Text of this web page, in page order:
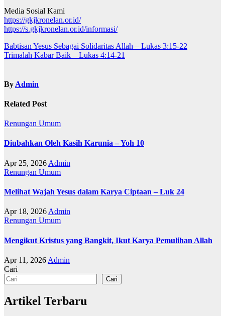
Media Sosial Kami
https://gkjkronelan.or.id/
https://s.gkjkronelan.or.id/informasi/
Navigasi
pos
Babtisan Yesus Sebagai Solidaritas Allah – Lukas 3:15-22
Trimalah Kabar Baik – Lukas 4:14-21
By Admin
Related Post
Renungan Umum
Diubahkan Oleh Kasih Karunia – Yoh 10
Apr 25, 2026 Admin
Renungan Umum
Melihat Wajah Yesus dalam Karya Ciptaan – Luk 24
Apr 18, 2026 Admin
Renungan Umum
Mengikut Kristus yang Bangkit, Ikut Karya Pemulihan Allah
Apr 11, 2026 Admin
Cari
Cari
Artikel Terbaru